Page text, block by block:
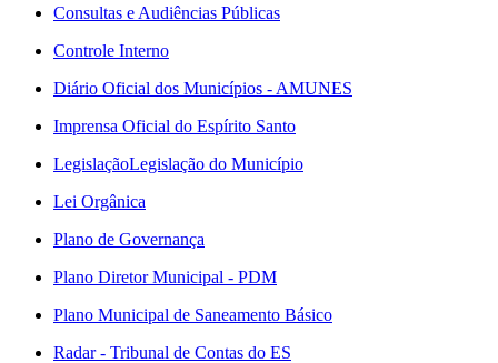
Consultas e Audiências Públicas
Controle Interno
Diário Oficial dos Municípios - AMUNES
Imprensa Oficial do Espírito Santo
LegislaçãoLegislação do Município
Lei Orgânica
Plano de Governança
Plano Diretor Municipal - PDM
Plano Municipal de Saneamento Básico
Radar - Tribunal de Contas do ES